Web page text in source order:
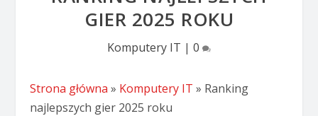
GIER 2025 ROKU
Komputery IT | 0
Strona główna » Komputery IT » Ranking
najlepszych gier 2025 roku